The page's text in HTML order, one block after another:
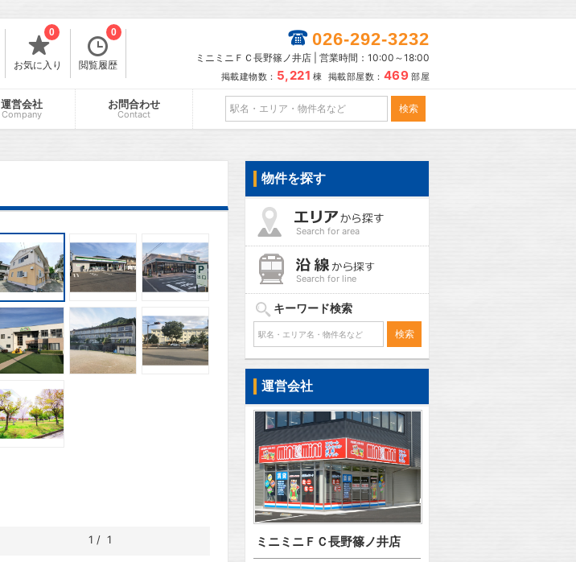
お気に入り
0
閲覧履歴
0 026-292-3232
ミニミニＦＣ長野篠ノ井店 | 営業時間：10:00～18:00
掲載建物数： 5,221 棟 掲載部屋数： 469 部屋
運営会社
Company
お問合わせ
Contact
1 / 1
物件を探す
Search for area
Search for line
キーワード検索
運営会社
ミニミニＦＣ長野篠ノ井店